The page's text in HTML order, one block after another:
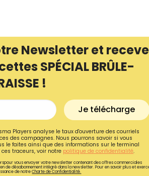
Newsletter et
SPÉCIAL BRÛLE-
!
Je télécharge
Players analyse le taux d'ouverture des courriels
des campagnes. Nous pourrons savoir si vous
le faites ainsi que des informations sur le terminal
traceurs, voir notre politique de confidentialité.
vous envoyer votre newsletter contenant des offres commerciales
de désabonnement intégré dans la newsletter. Pour en savoir plus et
de notreCharte de Confidentialité.